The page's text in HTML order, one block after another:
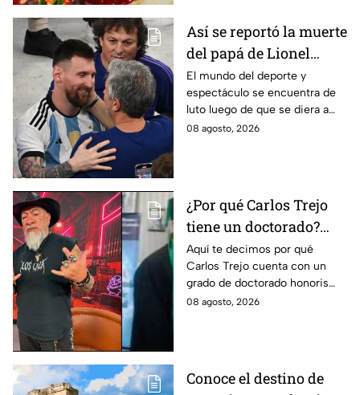
Así se reportó la muerte
del papá de Lionel
Messi en vivo; estos
son los detalles en
Venga La Alegría
El mundo del deporte y
espectáculo se encuentra de
luto luego de que se diera a
conocer el fallecimiento del
08 agosto, 2026
¿Por qué Carlos Trejo
tiene un doctorado?
Este es el
reconocimiento que el
cazafantasmas recibió
Aquí te decimos por qué
Carlos Trejo cuenta con un
grado de doctorado honoris
causa. El cazafantasmas será
08 agosto, 2026
Conoce el destino de